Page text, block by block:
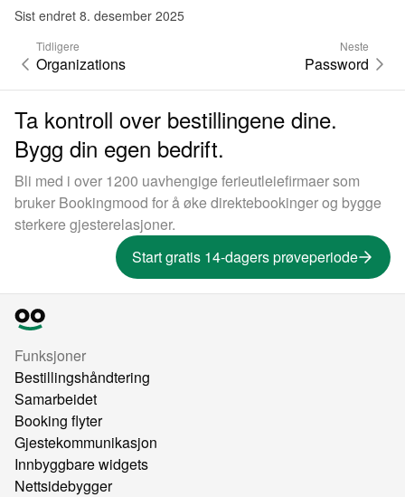
Sist endret 8. desember 2025
Tidligere
Organizations
Neste
Password
Ta kontroll over bestillingene dine.
Bygg din egen bedrift.
Bli med i over 1200 uavhengige ferieutleiefirmaer som
bruker Bookingmood for å øke direktebookinger og bygge
sterkere gjesterelasjoner.
Start gratis 14-dagers prøveperiode
Funksjoner
Bestillingshåndtering
Samarbeidet
Booking flyter
Gjestekommunikasjon
Innbyggbare widgets
Nettsidebygger